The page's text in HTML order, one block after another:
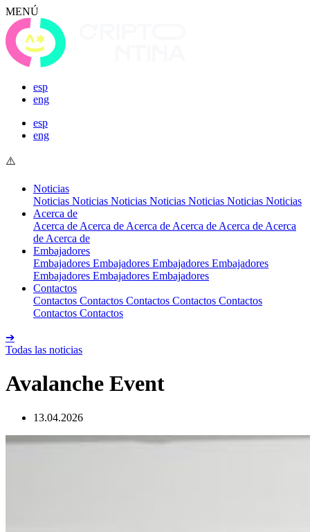
MENÚ
esp
eng
esp
eng
Noticias
Noticias Noticias Noticias Noticias Noticias Noticias Noticias
Acerca de
Acerca de Acerca de Acerca de Acerca de Acerca de Acerca
de Acerca de
Embajadores
Embajadores Embajadores Embajadores Embajadores
Embajadores Embajadores Embajadores
Contactos
Contactos Contactos Contactos Contactos Contactos
Contactos Contactos
➔
Todas las noticias
Avalanche Event
13.04.2026